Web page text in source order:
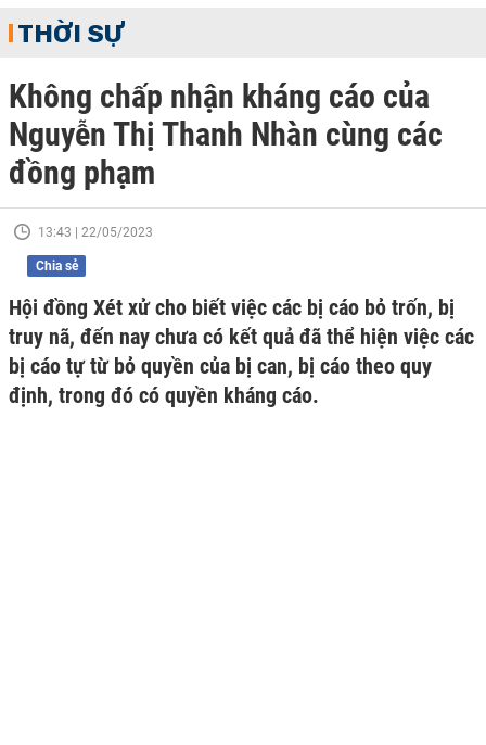
THỜI SỰ
Không chấp nhận kháng cáo của
Nguyễn Thị Thanh Nhàn cùng các
đồng phạm
13:43 | 22/05/2023
Chia sẻ
Hội đồng Xét xử cho biết việc các bị cáo bỏ trốn, bị
truy nã, đến nay chưa có kết quả đã thể hiện việc các
bị cáo tự từ bỏ quyền của bị can, bị cáo theo quy
định, trong đó có quyền kháng cáo.